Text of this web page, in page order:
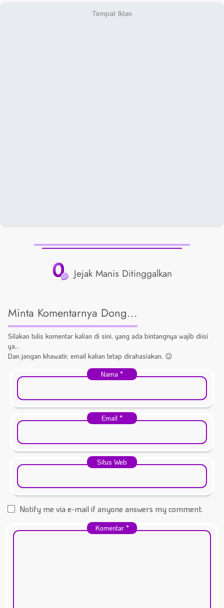
0 Jejak Manis Ditinggalkan
Minta Komentarnya Dong...
Silakan tulis komentar kalian di sini, yang ada bintangnya wajib diisi
ya...
Dan jangan khawatir, email kalian tetap dirahasiakan. 😉
Nama *
Email *
Situs Web
Notify me via e-mail if anyone answers my comment.
Komentar *